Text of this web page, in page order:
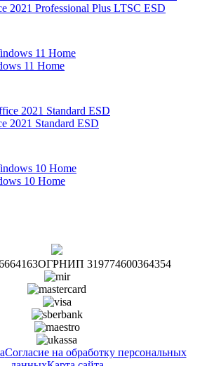
2021 Professional Plus LTSC ESD
11 Home
2021 Standard ESD
10 Home
ОГРНИП 319774600364354
Согласие на обработку персональных